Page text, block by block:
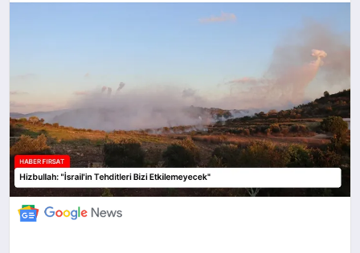
DÜNYA